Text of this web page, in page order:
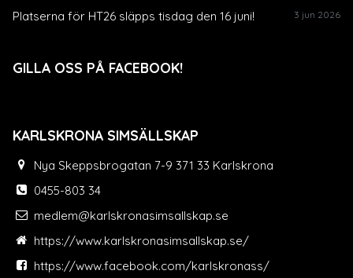
Platserna för HT26 släpps tisdag den 16 juni! 3 jun 2026
GILLA OSS PÅ FACEBOOK!
KARLSKRONA SIMSÄLLSKAP
Nya Skeppsbrogatan 7-9 371 33 Karlskrona
0455-803 34
medlem@karlskronasimsallskap.se
https://www.karlskronasimsallskap.se/
https://www.facebook.com/karlskronass/